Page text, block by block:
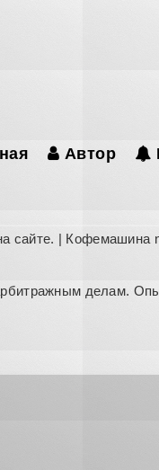
Автор
сайте. | Кофемашина
делам.